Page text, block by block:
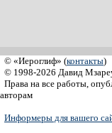
© «Иероглиф» (контакты)
© 1998-2026 Давид
Права на все работы,
авторам
Информеры для вашего